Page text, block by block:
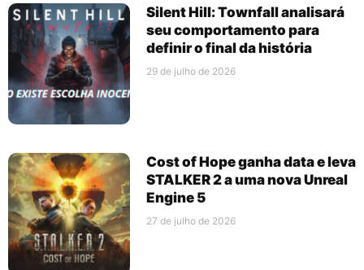
Silent Hill: Townfall analisará
seu comportamento para
definir o final da história
29 de julho de 2026
Cost of Hope ganha data e leva
STALKER 2 a uma nova Unreal
Engine 5
27 de julho de 2026